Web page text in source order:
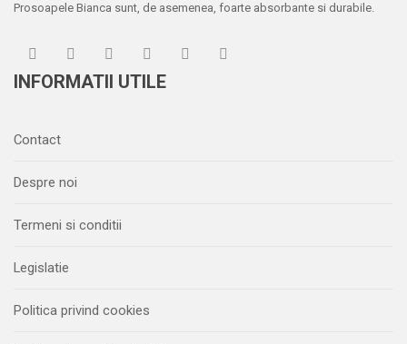
Prosoapele Bianca sunt, de asemenea, foarte absorbante si durabile.
INFORMATII UTILE
Contact
Despre noi
Termeni si conditii
Legislatie
Politica privind cookies